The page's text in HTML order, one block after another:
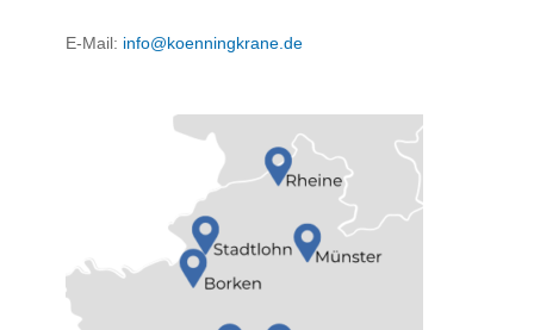
E-Mail: info@koenningkrane.de